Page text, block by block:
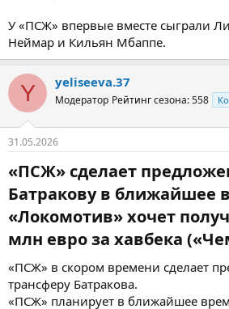
У «ПСЖ» впервые вместе сыграли
Неймар и Кильян Мбаппе.
Y yeliseeva.37
Модератор Рейтинг сезона: 558
31.05.2026
«ПСЖ» сделает
Батракову в ближайшее
«Локомотив» хочет
млн евро за хавбека
«ПСЖ» в скором времени сделает
трансферу Батракова.
«ПСЖ» планирует в ближайшее